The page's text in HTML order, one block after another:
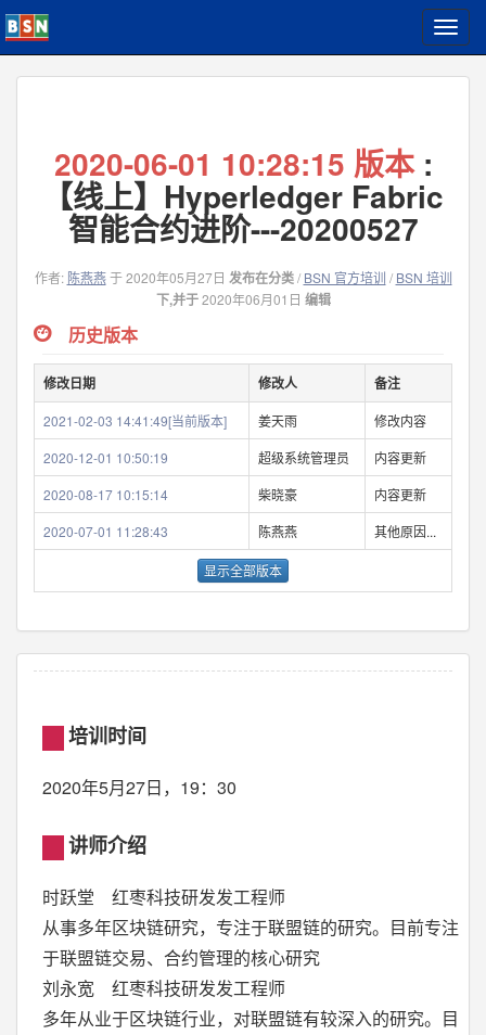
T
o
g
a
t
2020-06-01 10:28:15 版本 :
【线上】Hyperledger Fabric
智能合约进阶---20200527
作者: 陈燕燕于 2020年05月27日 发布在分类/ BSN 官方培训 / BSN 培训
下,并于2020年06月01日 编辑
历史版本
修改日期 修改人 备注
2021-02-03 14:41:49[当前版本] 姜天雨
修改内容
2020-12-01 10:50:19
超级系统管理员
内容更新
2020-08-17 10:15:14
柴晓豪
内容更新
2020-07-01 11:28:43
陈燕燕 其他原因...
显示全部版本
培训时间
2020年5月27日，19：30
讲师介绍
时跃堂 红枣科技研发发工程师
从事多年区块链研究，专注于联盟链的研究。目前专注
于联盟链交易、合约管理的核心研究
刘永宽 红枣科技研发发工程师
多年从业于区块链行业，对联盟链有较深入的研究。目